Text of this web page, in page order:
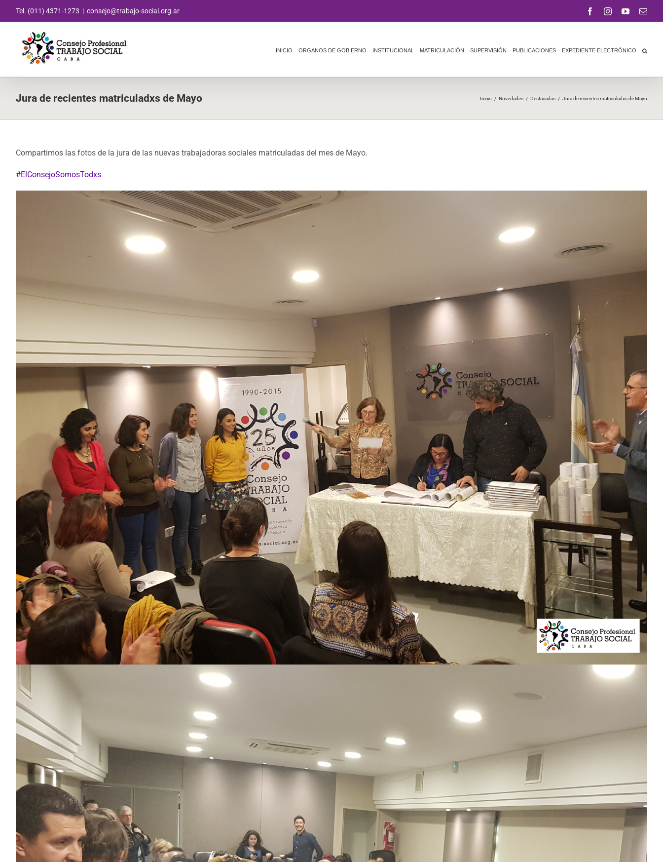
Tel. (011) 4371-1273 | consejo@trabajo-social.org.ar FacebookInstagramYouTube
INICIO ORGANOS DE GOBIERNO INSTITUCIONAL MATRICULACIÓN SUPERVISIÓN PUBLICACIONES EXPEDIENTE ELECTRÓNICO
Jura de recientes matriculadxs de Mayo Inicio / Novedades / Destacadas / Jura de recientes matriculadxs de Mayo
Compartimos las fotos de la jura de las nuevas trabajadoras sociales matriculadas del mes de Mayo.
#ElConsejoSomosTodxs